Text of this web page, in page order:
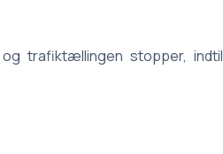
trafiktællingen stopper, indtil